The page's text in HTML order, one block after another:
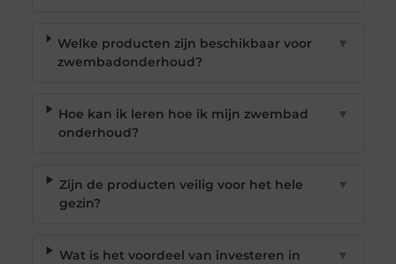
Welke producten zijn beschikbaar voor
zwembadonderhoud?
▼
Hoe kan ik leren hoe ik mijn zwembad
onderhoud?
▼
Zijn de producten veilig voor het hele
gezin?
▼
Wat is het voordeel van investeren in
▼